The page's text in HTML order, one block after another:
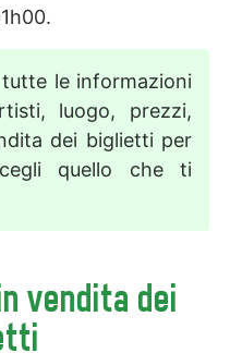
le informazioni
luogo, prezzi,
dei biglietti per
quello che ti
vendita dei